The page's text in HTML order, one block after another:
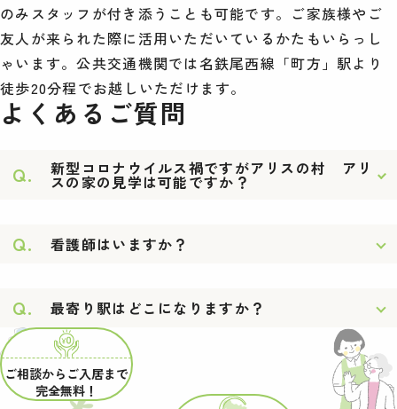
のみスタッフが付き添うことも可能です。ご家族様やご
友人が来られた際に活用いただいているかたもいらっし
ゃいます。公共交通機関では名鉄尾西線「町方」駅より
徒歩20分程でお越しいただけます。
よくあるご質問
Q. 新型コロナウイルス禍ですがアリスの村 アリ
スの家の見学は可能ですか？
Q. 看護師はいますか？
Q. 最寄り駅はどこになりますか？
ご相談からご入居まで
完全無料！